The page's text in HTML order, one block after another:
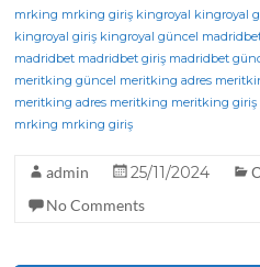
c
e
b
o
o
k
it
te
r
e
g
ra
a
ts
A
p
mrking mrking giriş kingroyal kingroyal
kingroyal giriş kingroyal güncel
madridbet madridbet giriş madridbet
meritking güncel meritking adres
meritking adres meritking meritking giriş
mrking mrking giriş
admin 25/11/2024
No Comments